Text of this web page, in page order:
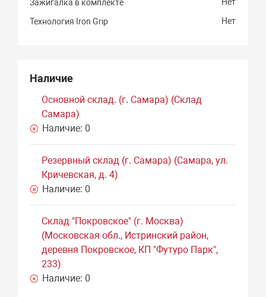
Зажигалка в комплекте Нет
Технология Iron Grip Нет
Наличие
Основной склад. (г. Самара) (Склад
Самара)
Наличие: 0
Резервный склад (г. Самара) (Самара, ул.
Кричевская, д. 4)
Наличие: 0
Склад "Покровское" (г. Москва)
(Московская обл., Истринский район,
деревня Покровское, КП "Футуро Парк",
233)
Наличие: 0